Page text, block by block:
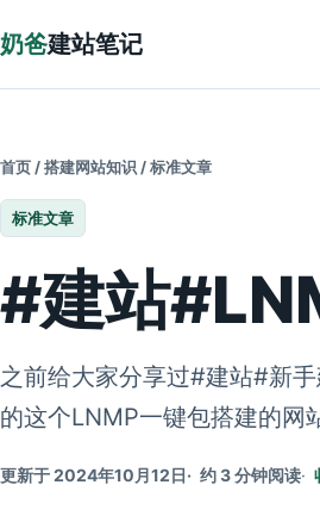
奶爸建站笔记
首页 /搭建网站知识 /标准文章
标准文章
#建站
之前给大家分享过#建站#新
的这个LNMP一键包搭建的网
更新于 2024年10月12日 约 3 分钟阅读